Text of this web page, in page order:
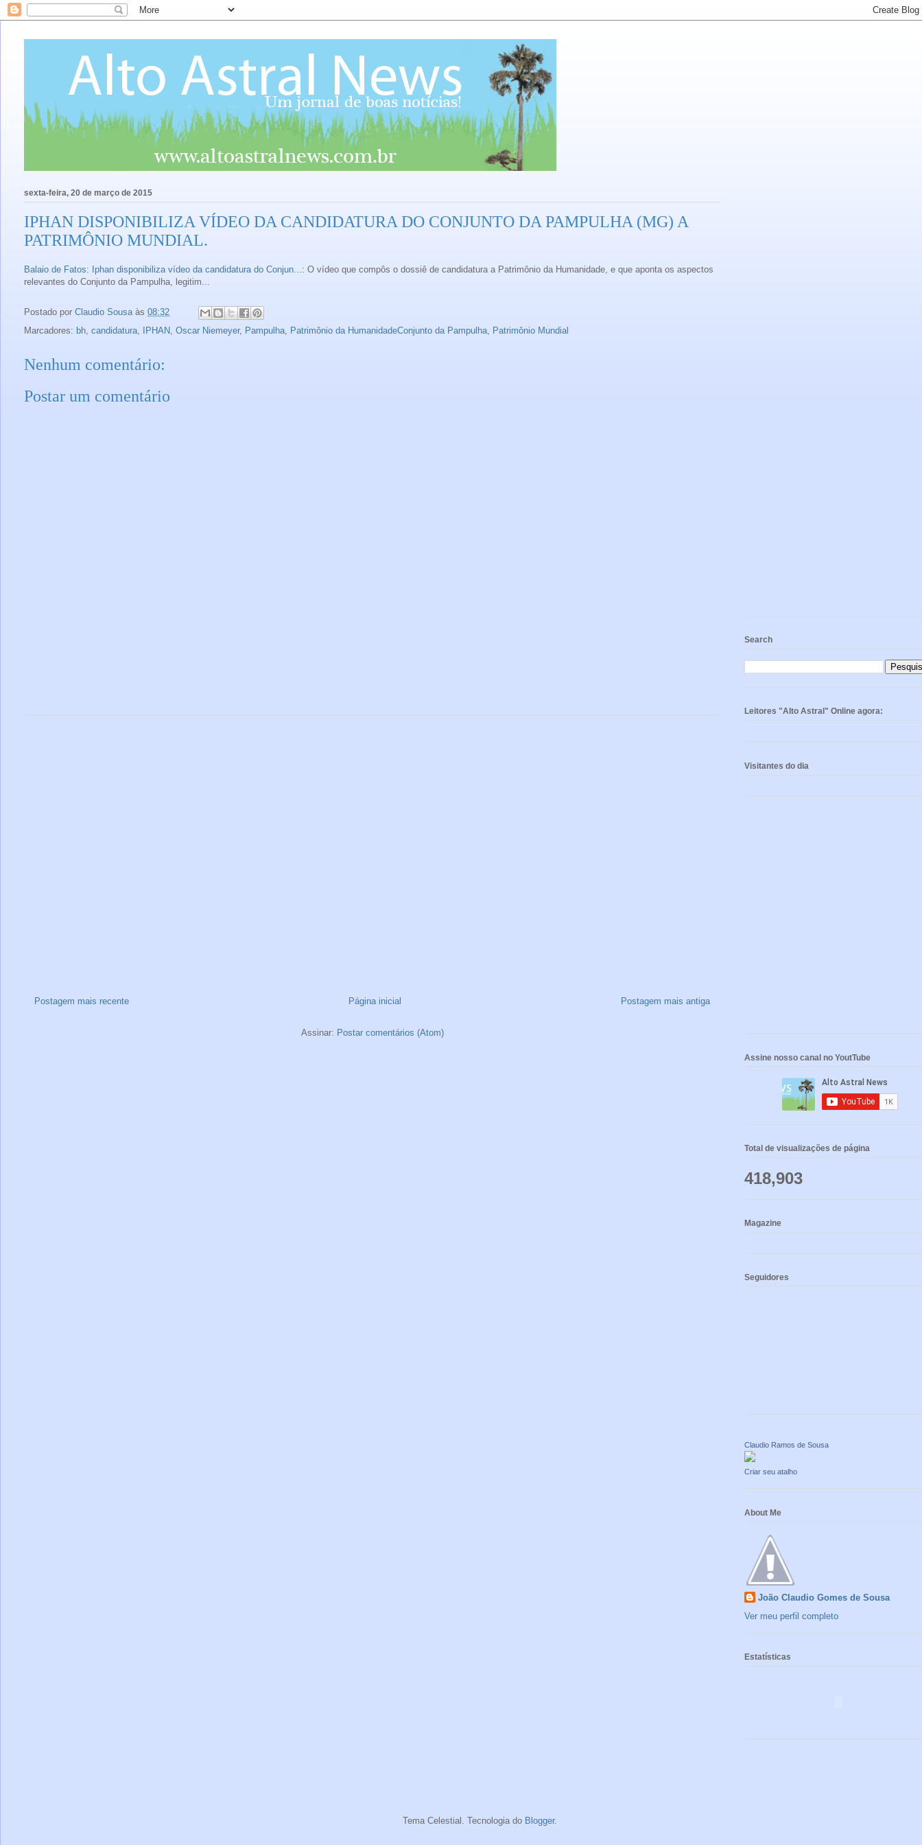
sexta-feira, 20 de março de 2015
IPHAN DISPONIBILIZA VÍDEO DA CANDIDATURA DO CONJUNTO DA PAMPULHA (MG) A
PATRIMÔNIO MUNDIAL.
Balaio de Fatos: Iphan disponibiliza vídeo da candidatura do Conjun... : O vídeo que compôs o dossiê de candidatura a Patrimônio da Humanidade, e que aponta os aspectos
relevantes do Conjunto da Pampulha, legitim...
Postado por Claudio Sousa às 08:32
Marcadores: bh candidatura IPHAN Oscar Niemeyer, Pampulha Patrimônio da HumanidadeConjunto da Pampulha Patrimônio Mundial
Nenhum comentário:
Postar um comentário
Postagem mais recente Postagem mais antiga
Página inicial
Assinar: Postar comentários (Atom)
Search
Leitores "Alto Astral" Online agora:
Visitantes do dia
Assine nosso canal no YoutTube
Total de visualizações de página
418,903
Magazine
Seguidores
Claudio Ramos de Sousa
Criar seu atalho
About Me
João Claudio Gomes de Sousa
Ver meu perfil completo
Estatísticas
Tema Celestial. Tecnologia do Blogger.